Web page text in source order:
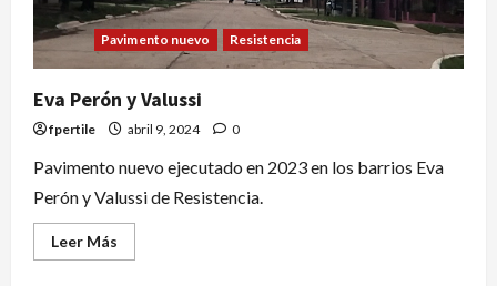
Pavimento nuevo Resistencia
Eva Perón y Valussi
fpertile abril 9, 2024 0
Pavimento nuevo ejecutado en 2023 en los barrios Eva
Perón y Valussi de Resistencia.
Leer Más